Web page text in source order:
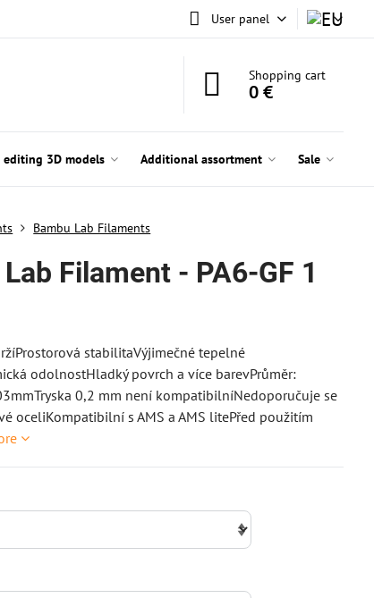
User panel
Shopping cart
0 €
3D models Additional assortment Sale
Bambu Lab Filaments
Filament - PA6-GF 1
stabilitaVýjimečné tepelné
odolnostHladký povrch a více barevPrůměr:
0,2 mm není kompatibilníNedoporučuje se
oceliKompatibilní s AMS a AMS litePřed použitím